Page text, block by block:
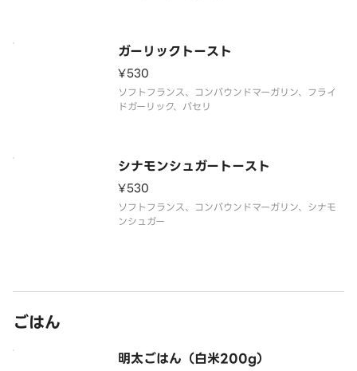
ガーリックトースト
¥530
ソフトフランス、コンパウンドマーガリン、フライ
ドガーリック、パセリ
シナモンシュガートースト
¥530
ソフトフランス、コンパウンドマーガリン、シナモ
ンシュガー
ごはん
明太ごはん（白米200g）